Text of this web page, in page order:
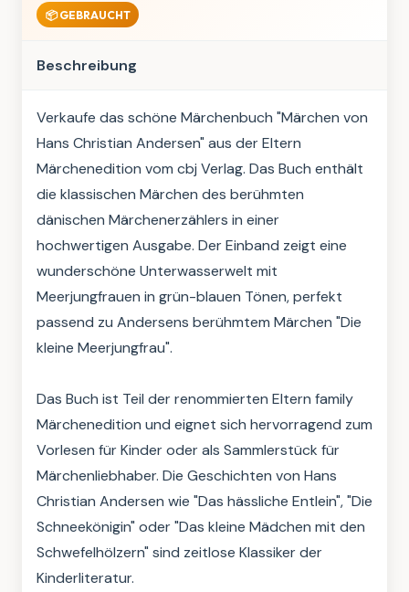
📦 GEBRAUCHT
Beschreibung
Verkaufe das schöne Märchenbuch "Märchen von
Hans Christian Andersen" aus der Eltern
Märchenedition vom cbj Verlag. Das Buch enthält
die klassischen Märchen des berühmten
dänischen Märchenerzählers in einer
hochwertigen Ausgabe. Der Einband zeigt eine
wunderschöne Unterwasserwelt mit
Meerjungfrauen in grün-blauen Tönen, perfekt
passend zu Andersens berühmtem Märchen "Die
kleine Meerjungfrau".
Das Buch ist Teil der renommierten Eltern family
Märchenedition und eignet sich hervorragend zum
Vorlesen für Kinder oder als Sammlerstück für
Märchenliebhaber. Die Geschichten von Hans
Christian Andersen wie "Das hässliche Entlein", "Die
Schneekönigin" oder "Das kleine Mädchen mit den
Schwefelhölzern" sind zeitlose Klassiker der
Kinderliteratur.